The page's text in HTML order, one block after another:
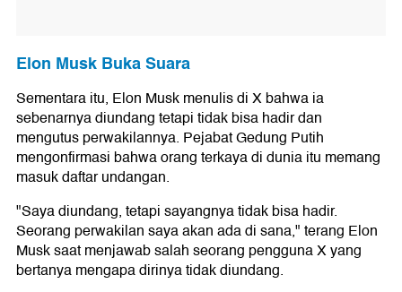
Elon Musk Buka Suara
Sementara itu, Elon Musk menulis di X bahwa ia
sebenarnya diundang tetapi tidak bisa hadir dan
mengutus perwakilannya. Pejabat Gedung Putih
mengonfirmasi bahwa orang terkaya di dunia itu memang
masuk daftar undangan.
"Saya diundang, tetapi sayangnya tidak bisa hadir.
Seorang perwakilan saya akan ada di sana," terang Elon
Musk saat menjawab salah seorang pengguna X yang
bertanya mengapa dirinya tidak diundang.